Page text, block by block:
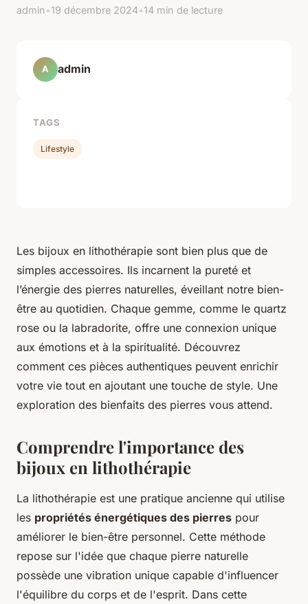
admin•19 décembre 2024•14 min de lecture
Les bijoux en lithothérapie sont bien plus que de
simples accessoires. Ils incarnent la pureté et
l’énergie des pierres naturelles, éveillant notre bien-
être au quotidien. Chaque gemme, comme le quartz
rose ou la labradorite, offre une connexion unique
aux émotions et à la spiritualité. Découvrez
comment ces pièces authentiques peuvent enrichir
votre vie tout en ajoutant une touche de style. Une
exploration des bienfaits des pierres vous attend.
Comprendre l'importance des
bijoux en lithothérapie
La lithothérapie est une pratique ancienne qui utilise
les propriétés énergétiques des pierres pour
améliorer le bien-être personnel. Cette méthode
repose sur l'idée que chaque pierre naturelle
possède une vibration unique capable d'influencer
l'équilibre du corps et de l'esprit. Dans cette
A admin
TAGS
Lifestyle